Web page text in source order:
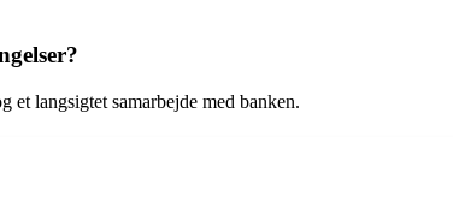
et langsigtet samarbejde med banken.